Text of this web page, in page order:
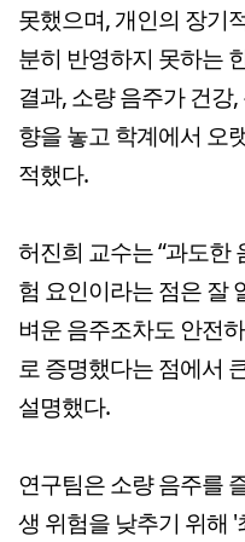
못했으며, 개인의 장기
분히 반영하지 못하는
결과, 소량 음주가 건강
향을 놓고 학계에서 오
적했다.
허진희 교수는 “과도한
험 요인이라는 점은 잘
벼운 음주조차도 안전
로 증명했다는 점에서
설명했다.
연구팀은 소량 음주를
생 위험을 낮추기 위해